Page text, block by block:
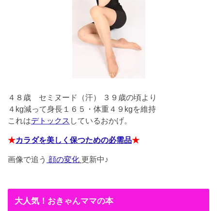
４８歳 セミヌード（汗） ３９歳の頃より
４kg減って身長１６５・体重４９kgを維持
これはデトックス しているおかげ。
★カラダを美しく保つための必需品★
画像で追う 顔の変化 更新中♪
大人気！おきゃんママの本